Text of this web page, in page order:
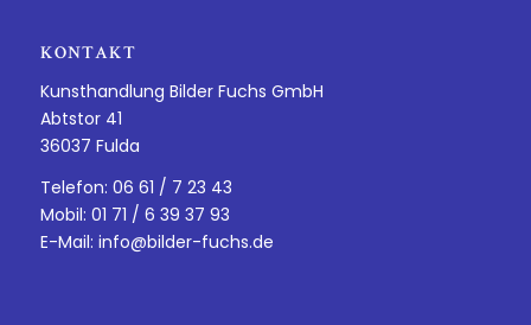
KONTAKT
Kunsthandlung Bilder Fuchs GmbH
Abtstor 41
36037 Fulda
Telefon: 06 61 / 7 23 43
Mobil: 01 71 / 6 39 37 93
E-Mail: info@bilder-fuchs.de